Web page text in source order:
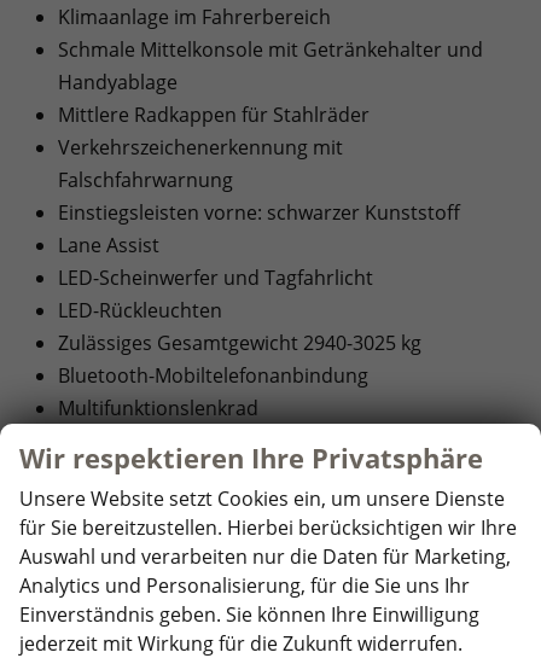
Klimaanlage im Fahrerbereich
Schmale Mittelkonsole mit Getränkehalter und
Handyablage
Mittlere Radkappen für Stahlräder
Verkehrszeichenerkennung mit
Falschfahrwarnung
Einstiegsleisten vorne: schwarzer Kunststoff
Lane Assist
LED-Scheinwerfer und Tagfahrlicht
LED-Rückleuchten
Zulässiges Gesamtgewicht 2940-3025 kg
Bluetooth-Mobiltelefonanbindung
Multifunktionslenkrad
Einparkhilfe hinten
Radio 33 cm (13") Farb-Touchscreen
Kabelloses App Connect
VW Connect Vorbereitung
5G-Modem
Ladungssicherungsösen im Laderaum (8 Stück)
Wir respektieren Ihre Privatsphäre
Unsere Website setzt Cookies ein, um unsere Dienste
für Sie bereitzustellen. Hierbei berücksichtigen wir Ihre
Auswahl und verarbeiten nur die Daten für Marketing,
Analytics und Personalisierung, für die Sie uns Ihr
Einverständnis geben. Sie können Ihre Einwilligung
jederzeit mit Wirkung für die Zukunft widerrufen.